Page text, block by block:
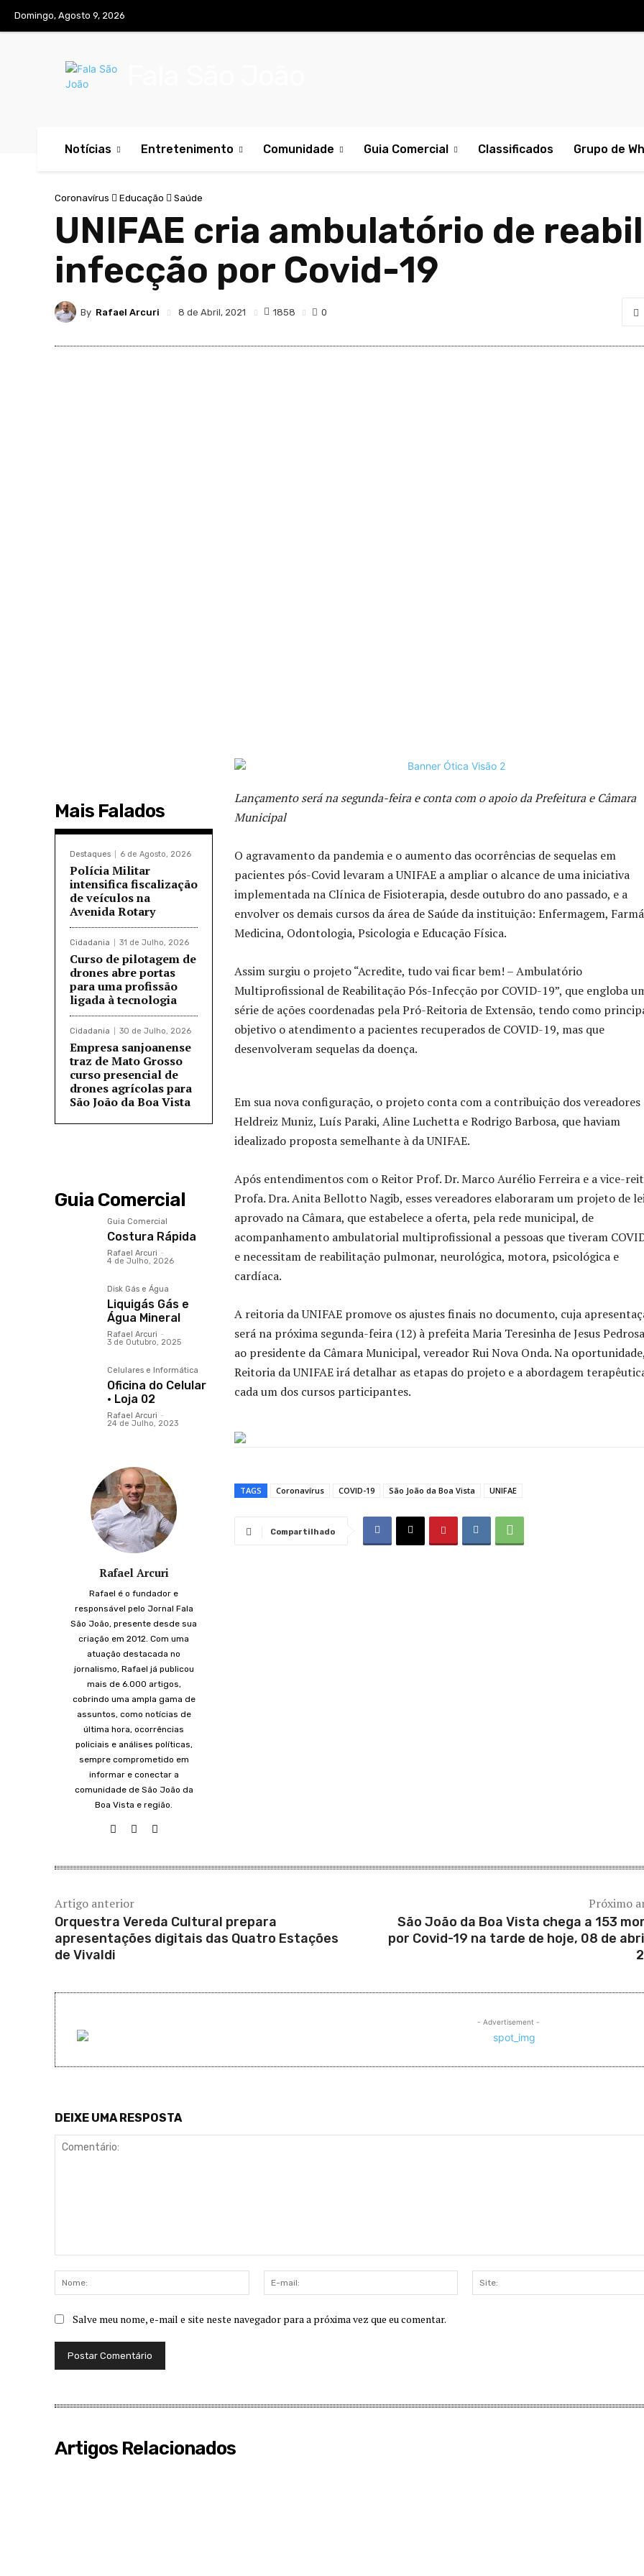
Domingo, Agosto 9, 2026
Notícias Entretenimento Comunidade Guia Comercial Classificados Grupo de
Coronavírus Educação Saúde
UNIFAE cria ambulatório de
infecção por Covid-19
By Rafael Arcuri 8 de Abril, 2021 1858 0
Mais Falados
Destaques 6 de Agosto, 2026
Polícia Militar
intensifica fiscalização
de veículos na
Avenida Rotary
Cidadania 31 de Julho, 2026
Curso de pilotagem de
drones abre portas
para uma profissão
ligada à tecnologia
Cidadania 30 de Julho, 2026
Empresa sanjoanense
traz de Mato Grosso
curso presencial de
drones agrícolas para
São João da Boa Vista
Guia Comercial
Guia Comercial
Costura Rápida
Rafael Arcuri -
4 de Julho, 2026
Disk Gás e Água
Liquigás Gás e
Água Mineral
Rafael Arcuri -
3 de Outubro, 2025
Celulares e Informática
Oficina do Celular
· Loja 02
Rafael Arcuri -
24 de Julho, 2023
Rafael Arcuri
Rafael é o fundador e
responsável pelo Jornal Fala
São João, presente desde sua
criação em 2012. Com uma
atuação destacada no
jornalismo, Rafael já publicou
mais de 6.000 artigos,
cobrindo uma ampla gama de
assuntos, como notícias de
última hora, ocorrências
policiais e análises políticas,
sempre comprometido em
informar e conectar a
comunidade de São João da
Boa Vista e região.
Lançamento será na segunda-feira e conta com o apoio da Prefeitura e Câmara
Municipal
O agravamento da pandemia e o aumento das ocorrências de sequelas em
pacientes pós-Covid levaram a UNIFAE a ampliar o alcance de uma iniciativa
implementada na Clínica de Fisioterapia, desde outubro do ano passado, e a
envolver os demais cursos da área de Saúde da instituição: Enfermagem,
Medicina, Odontologia, Psicologia e Educação Física.
Assim surgiu o projeto “Acredite, tudo vai ficar bem! – Ambulatório
Multiprofissional de Reabilitação Pós-Infecção por COVID-19”, que engloba
série de ações coordenadas pela Pró-Reitoria de Extensão, tendo como
objetivo o atendimento a pacientes recuperados de COVID-19, mas que
desenvolveram sequelas da doença.
Em sua nova configuração, o projeto conta com a contribuição dos vereadores
Heldreiz Muniz, Luís Paraki, Aline Luchetta e Rodrigo Barbosa, que haviam
idealizado proposta semelhante à da UNIFAE.
Após entendimentos com o Reitor Prof. Dr. Marco Aurélio Ferreira e a vice-
Profa. Dra. Anita Bellotto Nagib, esses vereadores elaboraram um projeto de
aprovado na Câmara, que estabelece a oferta, pela rede municipal, de
acompanhamento ambulatorial multiprofissional a pessoas que tiveram
e necessitam de reabilitação pulmonar, neurológica, motora, psicológica e
cardíaca.
A reitoria da UNIFAE promove os ajustes finais no documento, cuja
será na próxima segunda-feira (12) à prefeita Maria Teresinha de Jesus
ao presidente da Câmara Municipal, vereador Rui Nova Onda. Na
Reitoria da UNIFAE irá detalhar as etapas do projeto e a abordagem
cada um dos cursos participantes.
TAGS Coronavírus COVID-19 São João da Boa Vista UNIFAE
Compartilhado
Artigo anterior
Orquestra Vereda Cultural prepara
apresentações digitais das Quatro Estações
de Vivaldi
Próximo
São João da Boa Vista chega a 153
por Covid-19 na tarde de hoje, 08 de
- Advertisement -
DEIXE UMA RESPOSTA
Nome:
mail:
Salve meu nome, e-mail e site neste navegador para a próxima vez que eu comentar.
Artigos Relacionados